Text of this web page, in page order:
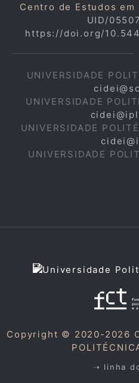
Centro de Estudos em
UID/
https://doi.org/
UNIVERSIDADE
UNIVERSIDADE
UNIVERSIDADE
UNIVERSIDADE
Copyright © 2020-2026
➝ linha